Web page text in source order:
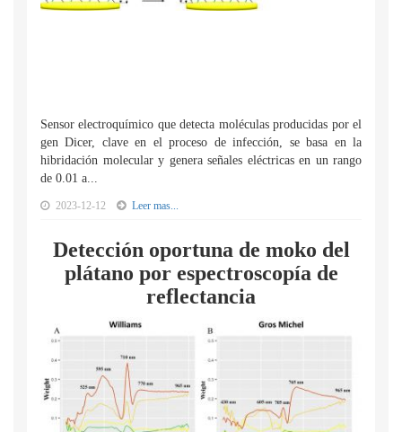
Sensor electroquímico que detecta moléculas producidas por el
gen Dicer, clave en el proceso de infección, se basa en la
hibridación molecular y genera señales eléctricas en un rango
de 0.01 a...
2023-12-12 Leer mas...
Detección oportuna de moko del
plátano por espectroscopía de
reflectancia